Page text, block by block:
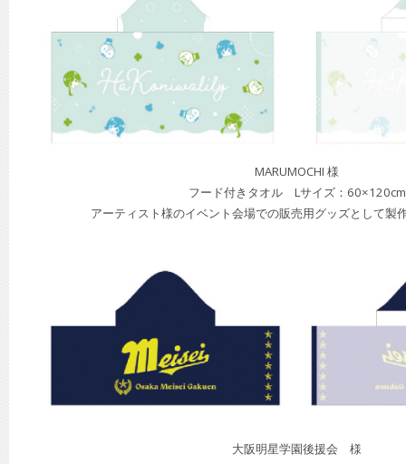
MARUMOCHI 様
フード付きタオル Lサイズ：60×120cm
アーティスト様のイベント会場での販売用グッズとして製
大阪明星学園後援会 様